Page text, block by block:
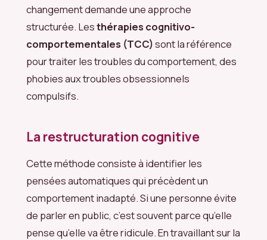
changement demande une approche
structurée. Lesthérapies cognitivo-
comportementales (TCC)sont la référence
pour traiter les troubles du comportement, des
phobies aux troubles obsessionnels
compulsifs.
La restructuration cognitive
Cette méthode consiste à identifier les
pensées automatiques qui précèdent un
comportement inadapté. Si une personne évite
de parler en public, c’est souvent parce qu’elle
pense qu’elle va être ridicule. En travaillant sur la